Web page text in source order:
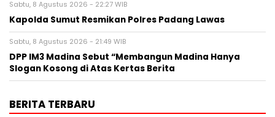
Sabtu, 8 Agustus 2026 - 22:27 WIB
Kapolda Sumut Resmikan Polres Padang Lawas
Sabtu, 8 Agustus 2026 - 21:49 WIB
DPP IM3 Madina Sebut “Membangun Madina Hanya
Slogan Kosong di Atas Kertas Berita
BERITA TERBARU